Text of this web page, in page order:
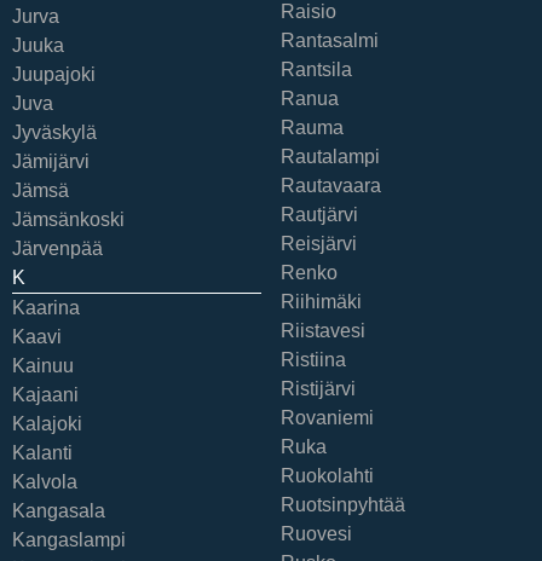
Jurva
Juuka
Juupajoki
Juva
Jyväskylä
Jämijärvi
Jämsä
Jämsänkoski
Järvenpää
K
Kaarina
Kaavi
Kainuu
Kajaani
Kalajoki
Kalanti
Kalvola
Kangasala
Kangaslampi
Raisio
Rantasalmi
Rantsila
Ranua
Rauma
Rautalampi
Rautavaara
Rautjärvi
Reisjärvi
Renko
Riihimäki
Riistavesi
Ristiina
Ristijärvi
Rovaniemi
Ruka
Ruokolahti
Ruotsinpyhtää
Ruovesi